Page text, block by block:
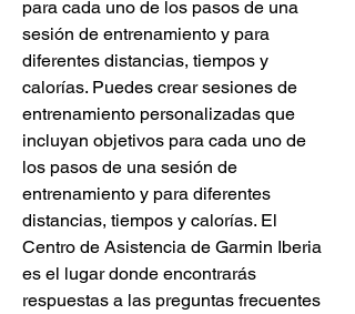
para cada uno de los pasos de una
sesión de entrenamiento y para
diferentes distancias, tiempos y
calorías. Puedes crear sesiones de
entrenamiento personalizadas que
incluyan objetivos para cada uno de
los pasos de una sesión de
entrenamiento y para diferentes
distancias, tiempos y calorías. El
Centro de Asistencia de Garmin Iberia
es el lugar donde encontrarás
respuestas a las preguntas frecuentes